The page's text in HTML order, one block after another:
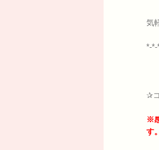
気
*-*-
✰
※
す